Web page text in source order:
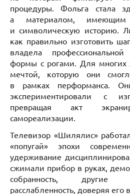
процедуры. Фольга стала
а материалом, имеющим
и символическую историю.
как правильно изготовить
владела
формы с рогами. Для многих
мечтой, которую они
в рамках перформанса.
экспериментировали с
превращая акт
самореализации.
Телевизор «Шилялис»
«попугай» эпохи
удерживание
сжимали прибор в руках,
собранность, другие
расслабленность, доверяя его